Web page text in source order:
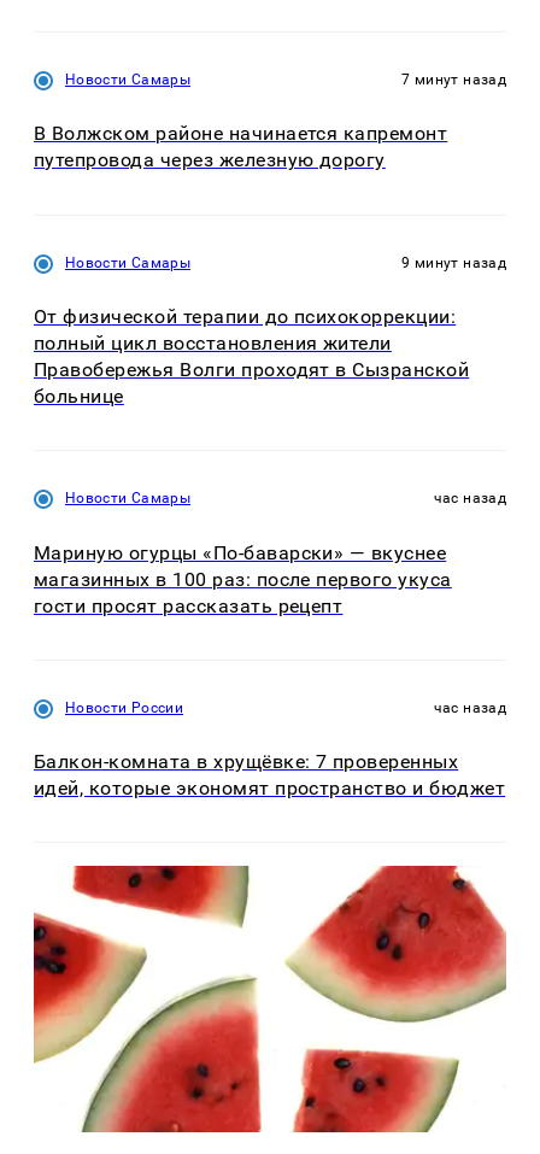
Новости Самары 7 минут назад
В Волжском районе начинается капремонт
путепровода через железную дорогу
Новости Самары 9 минут назад
От физической терапии до психокоррекции:
полный цикл восстановления жители
Правобережья Волги проходят в Сызранской
больнице
Новости Самары час назад
Мариную огурцы «По-баварски» — вкуснее
магазинных в 100 раз: после первого укуса
гости просят рассказать рецепт
Новости России час назад
Балкон-комната в хрущёвке: 7 проверенных
идей, которые экономят пространство и бюджет